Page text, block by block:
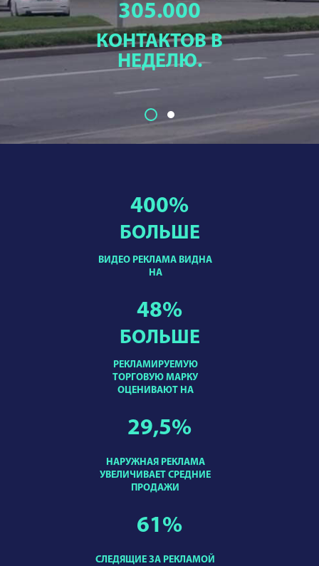
305.000
КОНТАКТОВ В
НЕДЕЛЮ.
ВИДЕО РЕКЛАМА ВИДНА
НА
400%
БОЛЬШЕ
РЕКЛАМИРУЕМУЮ
ТОРГОВУЮ МАРКУ
ОЦЕНИВАЮТ НА
48%
БОЛЬШЕ
НАРУЖНАЯ РЕКЛАМА
УВЕЛИЧИВАЕТ СРЕДНИЕ
ПРОДАЖИ
29,5%
СЛЕДЯЩИЕ ЗА РЕКЛАМОЙ
61%